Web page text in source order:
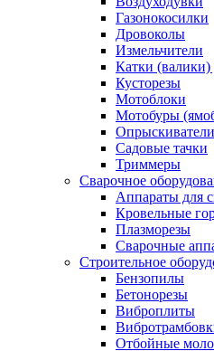
Газонокосилки
Дровоколы
Измельчители
Катки (валики)
Кусторезы
Мотоблоки
Мотобуры
Опрыскиватели
Садовые тачки
Триммеры
Сварочное
Аппараты для
Кровельные
Плазморезы
Сварочные
Строительное
Бензопилы
Бетонорезы
Виброплиты
Отбойные